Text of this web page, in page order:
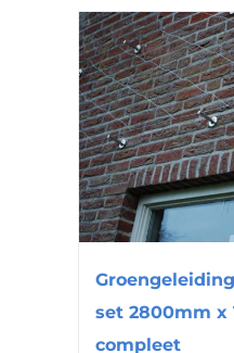
set 2800mm x
compleet